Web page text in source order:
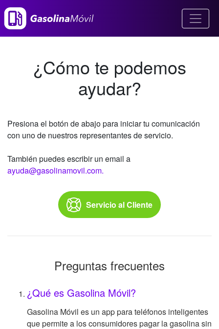
¿Cómo te podemos
ayudar?
Presiona el botón de abajo para iniciar tu comunicación
con uno de nuestros representantes de servicio.
También puedes escribir un email a
ayuda@gasolinamovil.com.
Servicio al Cliente
Preguntas frecuentes
¿Qué es Gasolina Móvil?
Gasolina Móvil es un app para teléfonos inteligentes
que permite a los consumidores pagar la gasolina sin